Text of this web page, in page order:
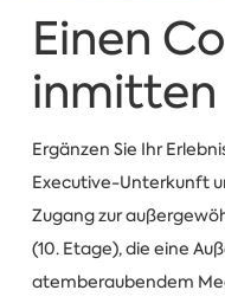
Einen
inmitten
Ergänzen Sie Ihr
Executive-Unterkunft
Zugang zur
(10. Etage), die eine
atemberaubendem